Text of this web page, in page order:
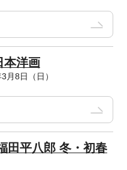
本洋画
月8日（日）
田平八郎 冬・初春